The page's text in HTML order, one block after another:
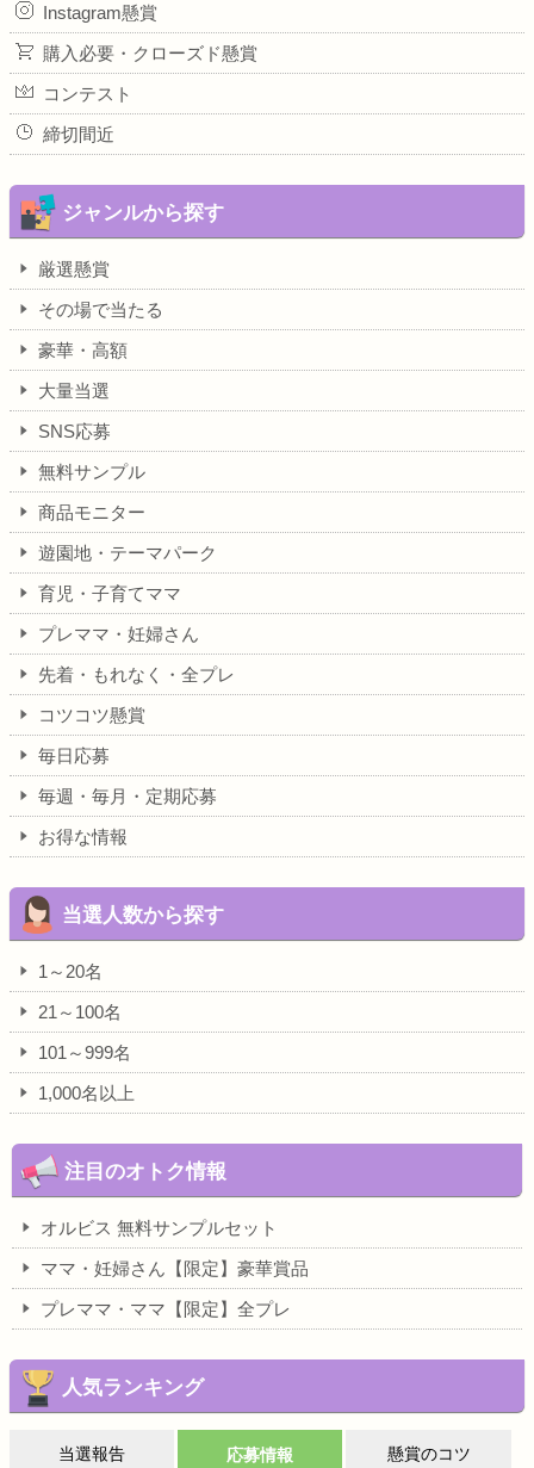
Instagram懸賞
購入必要・クローズド懸賞
コンテスト
締切間近
ジャンルから探す
厳選懸賞
その場で当たる
豪華・高額
大量当選
SNS応募
無料サンプル
商品モニター
遊園地・テーマパーク
育児・子育てママ
プレママ・妊婦さん
先着・もれなく・全プレ
コツコツ懸賞
毎日応募
毎週・毎月・定期応募
お得な情報
当選人数から探す
1～20名
21～100名
101～999名
1,000名以上
注目のオトク情報
オルビス 無料サンプルセット
ママ・妊婦さん【限定】豪華賞品
プレママ・ママ【限定】全プレ
人気ランキング
当選報告 応募情報 懸賞のコツ